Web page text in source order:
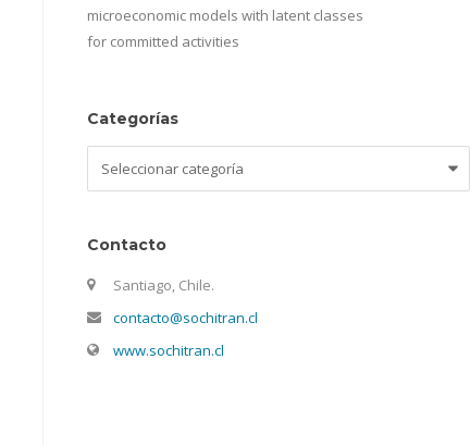
microeconomic models with latent classes
for committed activities
Categorías
Contacto
Santiago, Chile.
contacto@sochitran.cl
www.sochitran.cl